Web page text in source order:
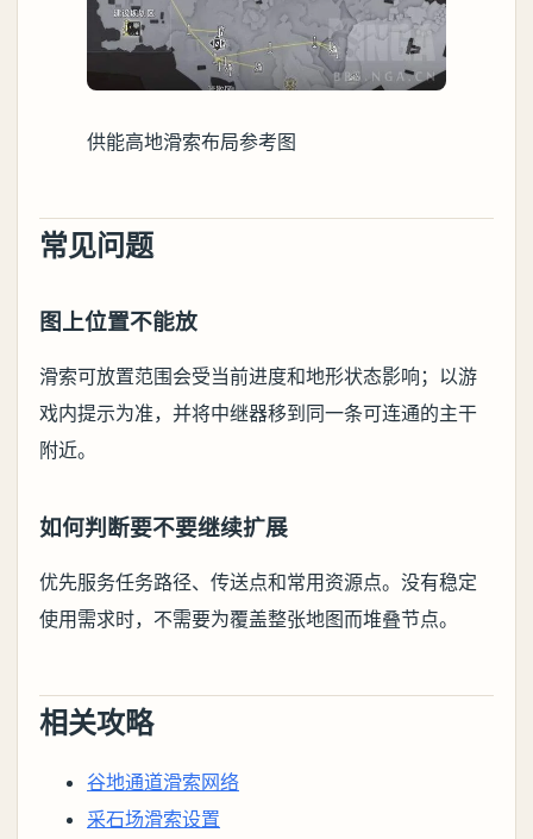
供能高地滑索布局参考图
常见问题
图上位置不能放
滑索可放置范围会受当前进度和地形状态影响；以游
戏内提示为准，并将中继器移到同一条可连通的主干
附近。
如何判断要不要继续扩展
优先服务任务路径、传送点和常用资源点。没有稳定
使用需求时，不需要为覆盖整张地图而堆叠节点。
相关攻略
谷地通道滑索网络
采石场滑索设置